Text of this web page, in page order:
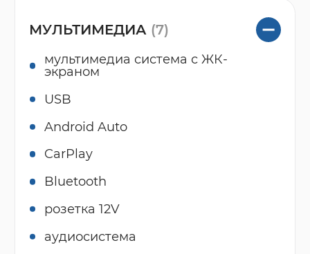
МУЛЬТИМЕДИА (7)
мультимедиа система с ЖК-
экраном
USB
Android Auto
CarPlay
Bluetooth
розетка 12V
аудиосистема